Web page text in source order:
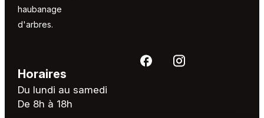
haubanage
d'arbres.
Horaires
Du lundi au samedi
De 8h à 18h